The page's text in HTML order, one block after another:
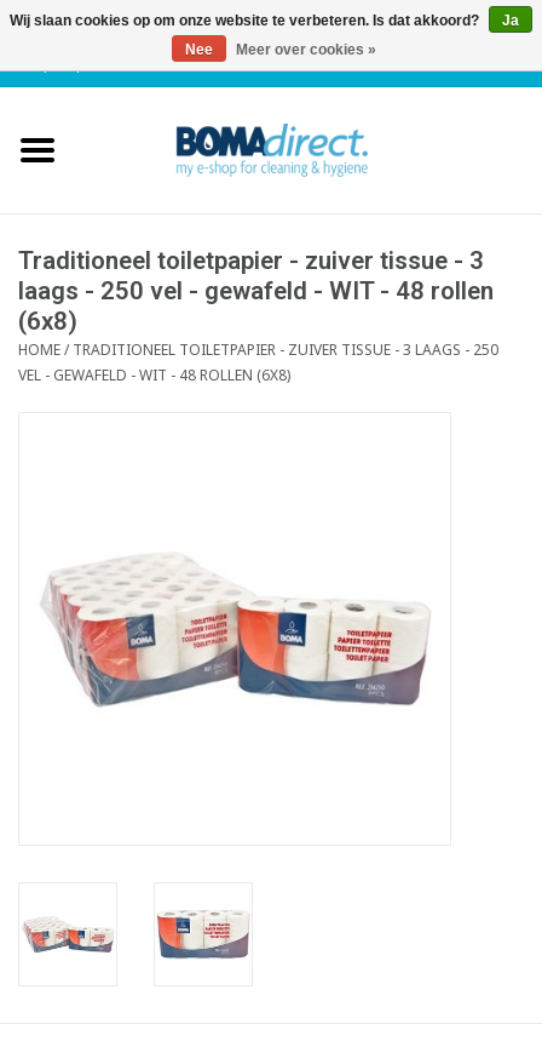
Klantenservice
Blog
Traditioneel toiletpapier - zuiver tissue - 3
laags - 250 vel - gewafeld - WIT - 48 rollen
(6x8)
HOME/TRADITIONEEL TOILETPAPIER - ZUIVER TISSUE - 3 LAAGS - 250
VEL - GEWAFELD - WIT - 48 ROLLEN (6X8)
Wij slaan cookies op om onze website te verbeteren. Is dat akkoord?
Ja
Nee
Meer over cookies »